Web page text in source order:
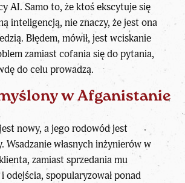
AI. Samo to, że ktoś ekscytuje się
inteligencją, nie znaczy, że jest ona
Błędem, mówił, jest wciskanie
zamiast cofania się do pytania,
do celu prowadzą.
w Afganistanie
nowy, a jego rodowód jest
Wsadzanie własnych inżynierów w
zamiast sprzedania mu
odejścia, spopularyzował ponad